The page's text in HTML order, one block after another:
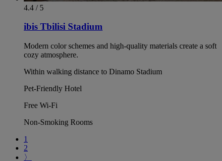
4.4 / 5
ibis Tbilisi Stadium
Modern color schemes and high-quality materials create a soft
cozy atmosphere.
Within walking distance to Dinamo Stadium
Pet-Friendly Hotel
Free Wi-Fi
Non-Smoking Rooms
1
2
〉